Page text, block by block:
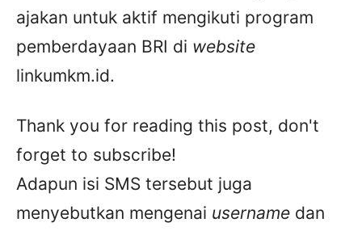
ajakan untuk aktif mengikuti program
pemberdayaan BRI di website
linkumkm.id.
Thank you for reading this post, don't
forget to subscribe!
Adapun isi SMS tersebut juga
menyebutkan mengenai username dan